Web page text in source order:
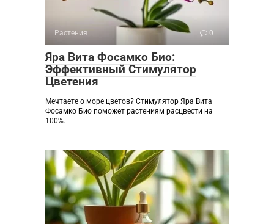
Растения 0
Яра Вита Фосамко Био:
Эффективный Стимулятор
Цветения
Мечтаете о море цветов? Стимулятор Яра Вита
Фосамко Био поможет растениям расцвести на
100%.